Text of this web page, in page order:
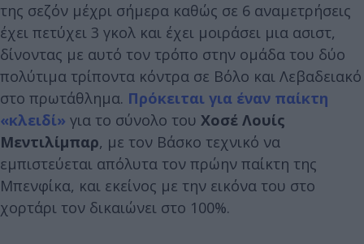
της σεζόν μέχρι σήμερα καθώς σε 6 αναμετρήσεις
έχει πετύχει 3 γκολ και έχει μοιράσει μια ασιστ,
δίνοντας με αυτό τον τρόπο στην ομάδα του δύο
πολύτιμα τρίποντα κόντρα σε Βόλο και Λεβαδειακό
στο πρωτάθλημα. Πρόκειται για έναν παίκτη
«κλειδί» για το σύνολο του Χοσέ Λουίς
Μεντιλίμπαρ, με τον Βάσκο τεχνικό να
εμπιστεύεται απόλυτα τον πρώην παίκτη της
Μπενφίκα, και εκείνος με την εικόνα του στο
χορτάρι τον δικαιώνει στο 100%.